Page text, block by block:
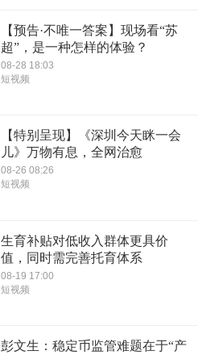
【预告·不唯一答案】现场看“苏
超”，是一种怎样的体验？
08-28 18:03
短视频
【特别呈现】《深圳今天眯一会
儿》万物有息，全网治愈
08-26 08:26
短视频
生育补贴对低收入群体更具价
值，同时需完善托育体系
08-19 17:00
短视频
彭文生：稳定币监管难题在于“产